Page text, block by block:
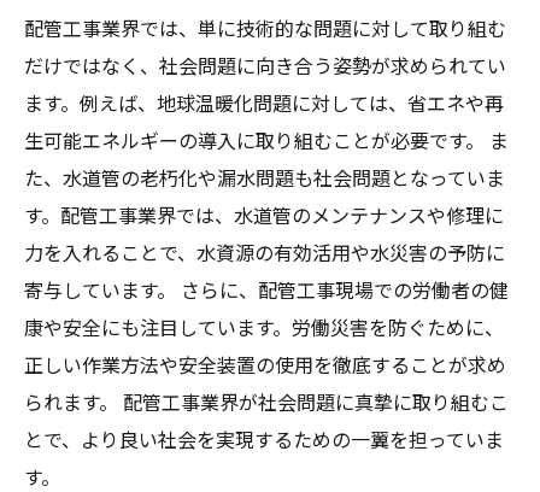
配管工事業界では、単に技術的な問題に対して取り組む
だけではなく、社会問題に向き合う姿勢が求められてい
ます。例えば、地球温暖化問題に対しては、省エネや再
生可能エネルギーの導入に取り組むことが必要です。 ま
た、水道管の老朽化や漏水問題も社会問題となっていま
す。配管工事業界では、水道管のメンテナンスや修理に
力を入れることで、水資源の有効活用や水災害の予防に
寄与しています。 さらに、配管工事現場での労働者の健
康や安全にも注目しています。労働災害を防ぐために、
正しい作業方法や安全装置の使用を徹底することが求め
られます。 配管工事業界が社会問題に真摯に取り組むこ
とで、より良い社会を実現するための一翼を担っていま
す。